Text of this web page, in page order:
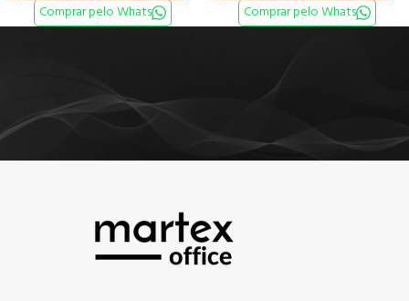
Comprar pelo Whats Comprar pelo Whats